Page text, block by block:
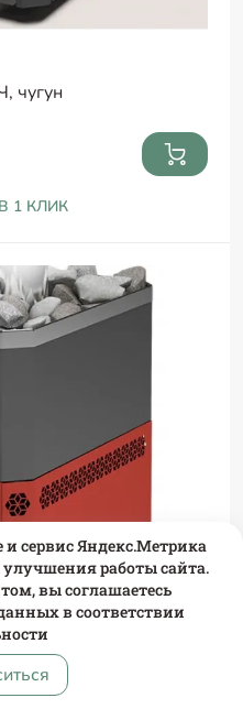
чугун
1 КЛИК
сервис Яндекс.Метрика
работы сайта.
вы соглашаетесь
в соответствии